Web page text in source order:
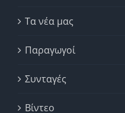
Τα νέα μας
Παραγωγοί
Συνταγές
Βίντεο